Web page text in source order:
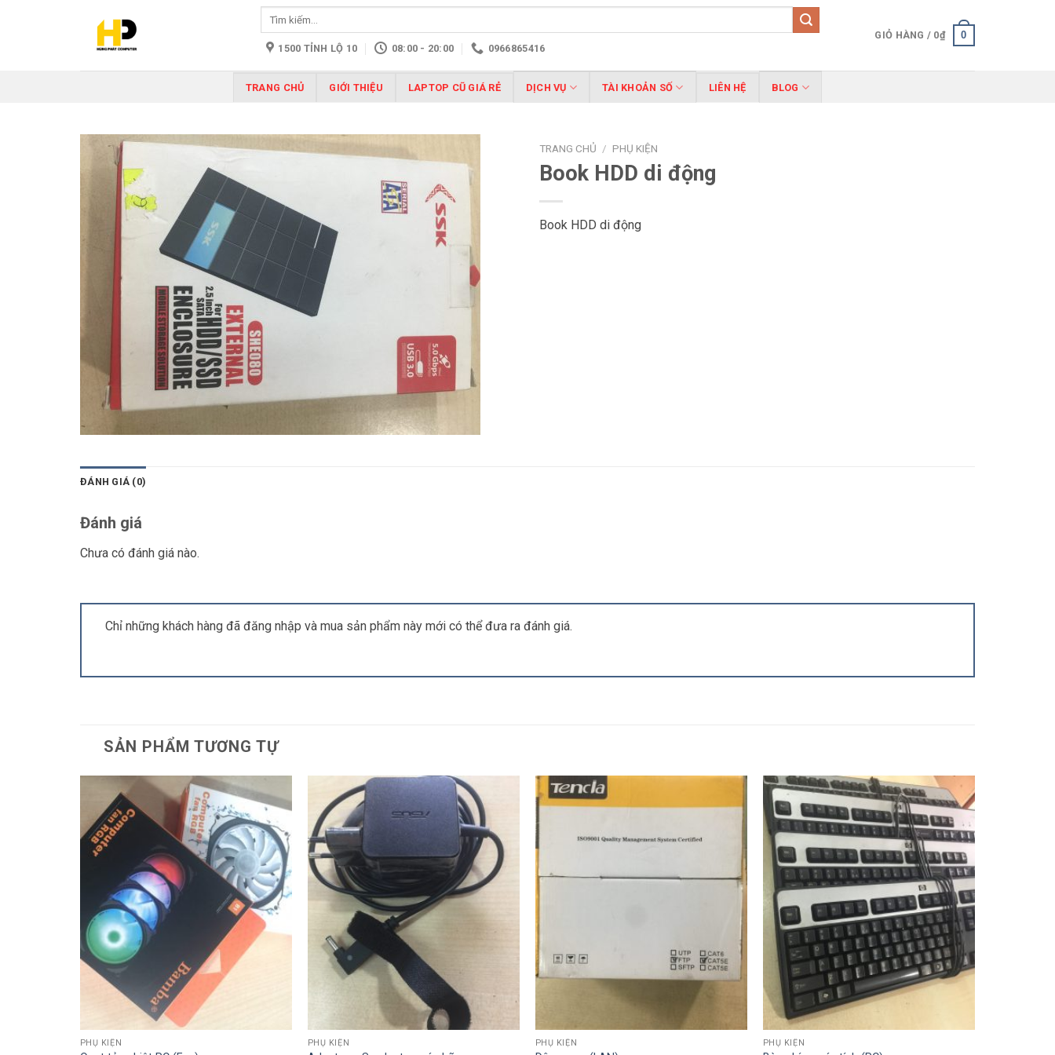
1500 TỈNH LỘ 10 08:00 - 20:00 0966865416
GIỎ HÀNG / 0₫ 0
TRANG CHỦ GIỚI THIỆU LAPTOP CŨ GIÁ RẺ DỊCH VỤ TÀI KHOẢN SỐ LIÊN HỆ BLOG
TRANG CHỦ / PHỤ KIỆN
Book HDD di động
Book HDD di động
ĐÁNH GIÁ (0)
Đánh giá
Chưa có đánh giá nào.
Chỉ những khách hàng đã đăng nhập và mua sản phẩm này mới có thể đưa ra đánh giá.
SẢN PHẨM TƯƠNG TỰ
PHỤ KIỆN PHỤ KIỆN PHỤ KIỆN PHỤ KIỆN